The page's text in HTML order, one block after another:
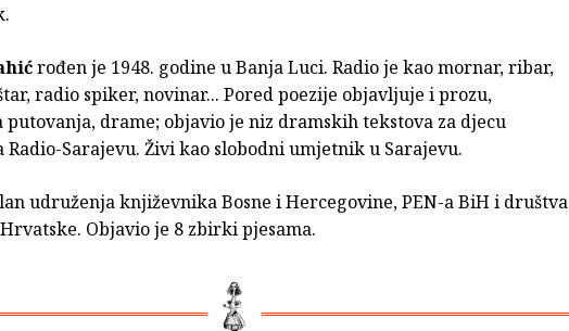
rođen je 1948. godine u Banja Luci. Radio je kao mornar, ribar,
radio spiker, novinar... Pored poezije objavljuje i prozu,
putovanja, drame; objavio je niz dramskih tekstova za djecu
Radio-Sarajevu. Živi kao slobodni umjetnik u Sarajevu.
udruženja književnika Bosne i Hercegovine, PEN-a BiH i društva
Objavio je 8 zbirki pjesama.